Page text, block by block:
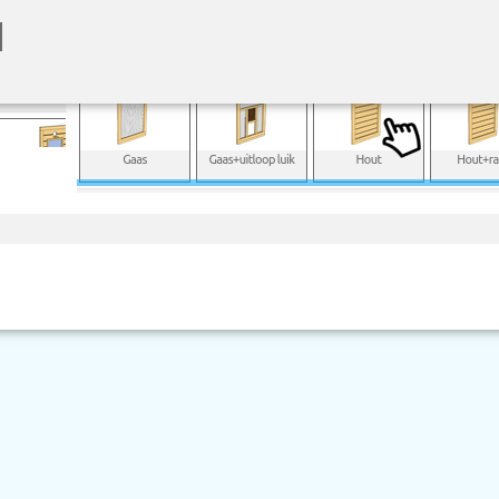
verslepen en verbinden met andere objecten. U kunt